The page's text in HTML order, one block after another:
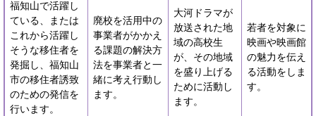
福知山で活躍し
ている、または
これから活躍し
そうな移住者を
発掘し、福知山
市の移住者誘致
のための発信を
行います。
廃校を活用中の
事業者がかかえ
る課題の解決方
法を事業者と一
緒に考え行動し
ます。
大河ドラマが
放送された地
域の高校生
が、その地域
を盛り上げる
ために活動し
ます。
若者を対象に
映画や映画館
の魅力を伝え
る活動をしま
す。